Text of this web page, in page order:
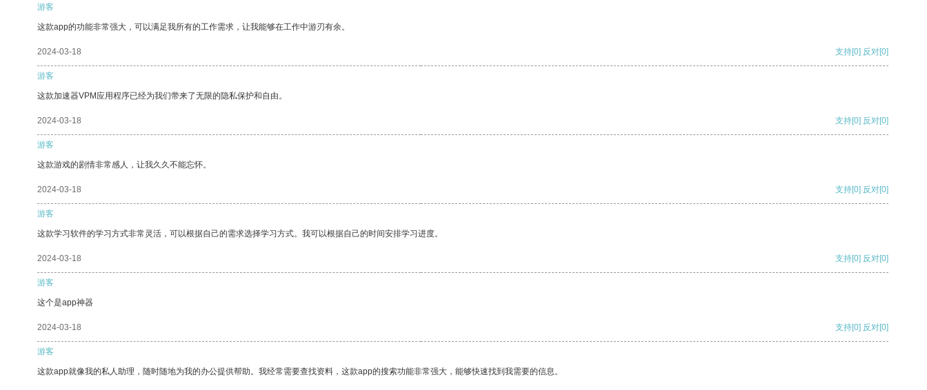
游客
这款app的功能非常强大，可以满足我所有的工作需求，让我能够在工作中游刃有余。
2024-03-18 支持[0] 反对[0]
游客
这款加速器VPM应用程序已经为我们带来了无限的隐私保护和自由。
2024-03-18 支持[0] 反对[0]
游客
这款游戏的剧情非常感人，让我久久不能忘怀。
2024-03-18 支持[0] 反对[0]
游客
这款学习软件的学习方式非常灵活，可以根据自己的需求选择学习方式。我可以根据自己的时间安排学习进度。
2024-03-18 支持[0] 反对[0]
游客
这个是app神器
2024-03-18 支持[0] 反对[0]
游客
这款app就像我的私人助理，随时随地为我的办公提供帮助。我经常需要查找资料，这款app的搜索功能非常强大，能够快速找到我需要的信息。